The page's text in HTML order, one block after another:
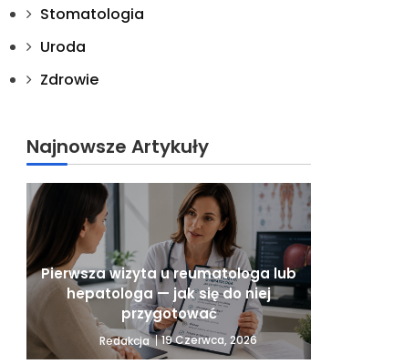
Stomatologia
Uroda
Zdrowie
Najnowsze Artykuły
Pierwsza wizyta u reumatologa lub
hepatologa — jak się do niej
przygotować
Redakcja 19 Czerwca, 2026